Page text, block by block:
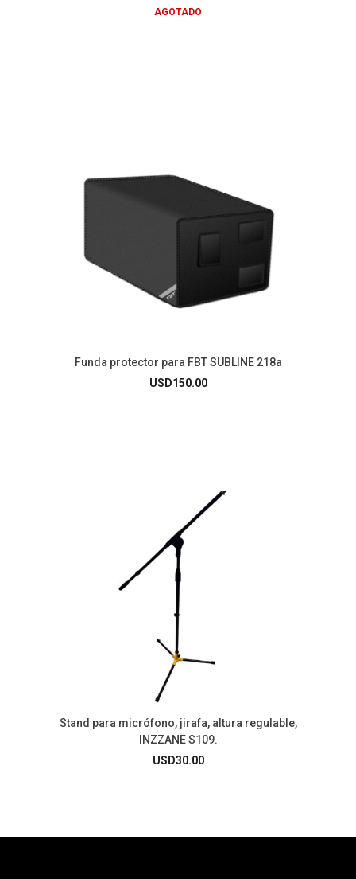
AGOTADO
Funda protector para FBT SUBLINE 218a
USD150.00
Stand para micrófono, jirafa, altura regulable,
INZZANE S109.
USD30.00